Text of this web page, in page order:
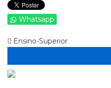
Whatsapp
Ensino-Superior